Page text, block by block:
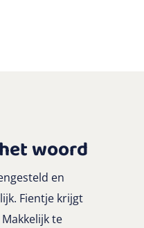
woord
en
Fientje krijgt
te